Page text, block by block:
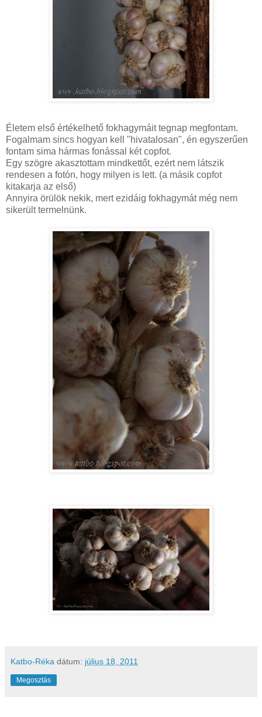
Életem első értékelhető fokhagymáit tegnap megfontam.
Fogalmam sincs hogyan kell "hivatalosan", én egyszerűen
fontam sima hármas fonással két copfot.
Egy szögre akasztottam mindkettőt, ezért nem látszik
rendesen a fotón, hogy milyen is lett. (a másik copfot
kitakarja az első)
Annyira örülök nekik, mert ezidáig fokhagymát még nem
sikerült termelnünk.
Katbo-Réka dátum: július 18, 2011
Megosztás